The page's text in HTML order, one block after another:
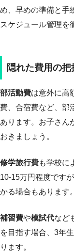
め、早めの準備と手
スケジュール管理を
隠れた費用の把
部活動費は意外に高
費、合宿費など、部
あります。お子さん
おきましょう。
修学旅行費も学校に
10-15万円程度です
かる場合もあります。
補習費や模試代など
を目指す場合、3年
ります。